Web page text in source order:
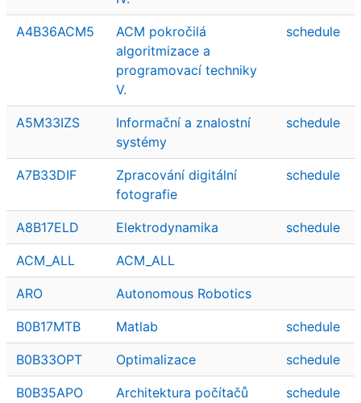
A4B36ACM5
ACM pokročilá
algoritmizace a
programovací techniky
V.
schedule
A5M33IZS
Informační a znalostní
systémy
schedule
A7B33DIF
Zpracování digitální
fotografie
schedule
A8B17ELD Elektrodynamika schedule
ACM_ALL ACM_ALL
ARO Autonomous Robotics
B0B17MTB Matlab schedule
B0B33OPT Optimalizace schedule
B0B35APO Architektura počítačů schedule